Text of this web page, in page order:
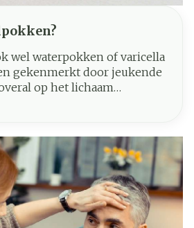
wel waterpokken of varicella
gekenmerkt door jeukende
op het lichaam
iedereen krijgt als kind
is een typische kinderziekte.